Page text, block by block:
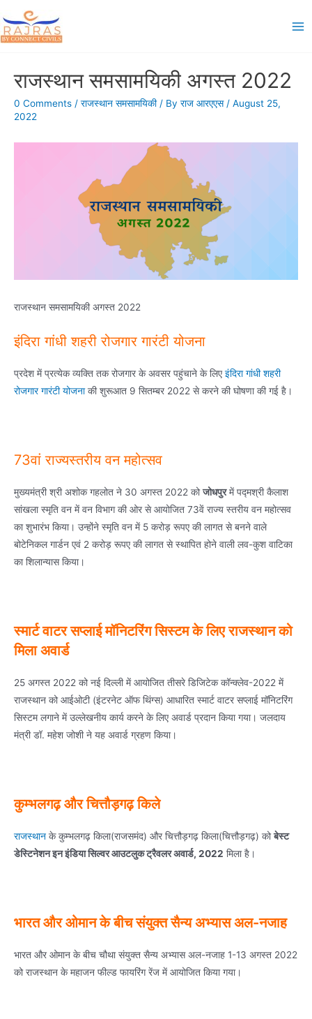
to
content
राजस्थान समसामयिकी अगस्त 2022
0 Comments / राजस्थान समसामयिकी/ By राज आरएएस / August 25,
2022
राजस्थान समसामयिकी अगस्त 2022
इंदिरा गांधी शहरी रोजगार गारंटी योजना
प्रदेश में प्रत्येक व्यक्ति तक रोजगार के अवसर पहुंचाने के लिए इंदिरा गांधी शहरी
रोजगार गारंटी योजनाकी शुरूआत 9 सितम्बर 2022 से करने की घोषणा की गई है।
73वां राज्यस्तरीय वन महोत्सव
मुख्यमंत्री श्री अशोक गहलोत ने 30 अगस्त 2022 कोजोधपुरमें पद्मश्री कैलाश
सांखला स्मृति वन में वन विभाग की ओर से आयोजित 73वें राज्य स्तरीय वन महोत्सव
का शुभारंभ किया। उन्होंने स्मृति वन में 5 करोड़ रूपए की लागत से बनने वाले
बोटेनिकल गार्डन एवं 2 करोड़ रूपए की लागत से स्थापित होने वाली लव-कुश वाटिका
का शिलान्यास किया।
स्मार्ट वाटर सप्लाई मॉनिटरिंग सिस्टम के लिए राजस्थान को
मिला अवार्ड
25 अगस्त 2022 को नई दिल्ली में आयोजित तीसरे डिजिटेक कॉन्क्लेव-2022 में
राजस्थान को आईओटी (इंटरनेट ऑफ थिंग्स) आधारित स्मार्ट वाटर सप्लाई मॉनिटरिंग
सिस्टम लगाने में उल्लेखनीय कार्य करने के लिए अवार्ड प्रदान किया गया। जलदाय
मंत्री डॉ. महेश जोशी ने यह अवार्ड ग्रहण किया।
कुम्भलगढ़ और चित्तौड़गढ़ किले
राजस्थान के कुम्भलगढ़ किला(राजसमंद) और चित्तौड़गढ़ किला(चित्तौड़गढ़) कोबेस्ट
डेस्टिनेशन इन इंडिया सिल्वर आउटलुक ट्रैवलर अवार्ड, 2022 मिला है।
भारत और ओमान के बीच संयुक्त सैन्य अभ्यास अल-नजाह
भारत और ओमान के बीच चौथा संयुक्त सैन्य अभ्यास अल-नजाह 1-13 अगस्त 2022
को राजस्थान के महाजन फील्ड फायरिंग रेंज में आयोजित किया गया।